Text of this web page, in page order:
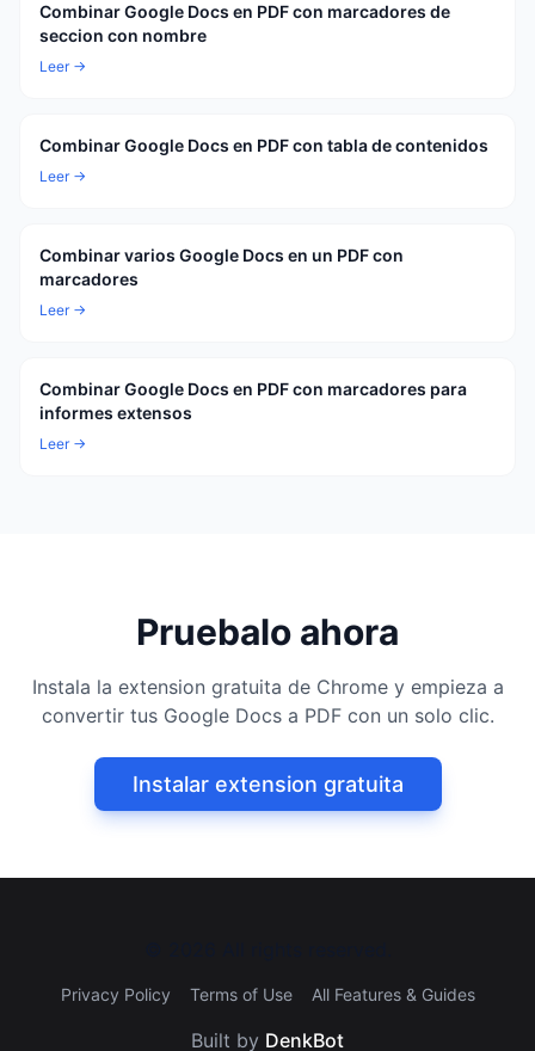
Combinar Google Docs en PDF con marcadores de
seccion con nombre
Leer →
Combinar Google Docs en PDF con tabla de contenidos
Leer →
Combinar varios Google Docs en un PDF con
marcadores
Leer →
Combinar Google Docs en PDF con marcadores para
informes extensos
Leer →
Pruebalo ahora
Instala la extension gratuita de Chrome y empieza a
convertir tus Google Docs a PDF con un solo clic.
Instalar extension gratuita
Privacy Policy Terms of Use All Features & Guides
Built by DenkBot